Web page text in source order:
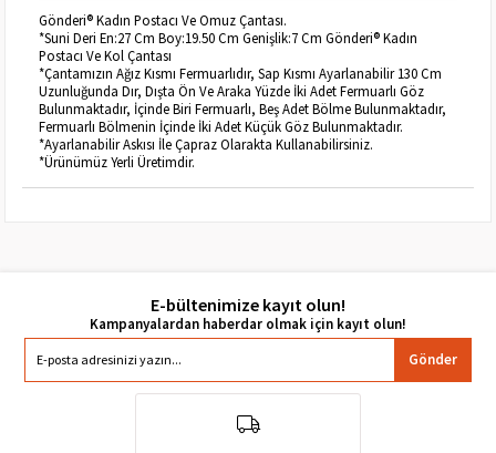
Gönderi® Kadın Postacı Ve Omuz Çantası.
*Suni Deri En:27 Cm Boy:19.50 Cm Genişlik:7 Cm Gönderi® Kadın
Postacı Ve Kol Çantası
*Çantamızın Ağız Kısmı Fermuarlıdır, Sap Kısmı Ayarlanabilir 130 Cm
Uzunluğunda Dır, Dışta Ön Ve Araka Yüzde İki Adet Fermuarlı Göz
Bulunmaktadır, İçinde Biri Fermuarlı, Beş Adet Bölme Bulunmaktadır,
Fermuarlı Bölmenin İçinde İki Adet Küçük Göz Bulunmaktadır.
*Ayarlanabilir Askısı İle Çapraz Olarakta Kullanabilirsiniz.
*Ürünümüz Yerli Üretimdir.
E-bültenimize kayıt olun!
Gönder